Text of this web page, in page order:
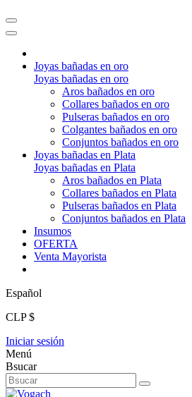
Joyas bañadas en oro
Joyas bañadas en oro
Aros bañados en oro
Collares bañados en oro
Pulseras bañados en oro
Colgantes bañados en oro
Conjuntos bañados en oro
Joyas bañadas en Plata
Joyas bañadas en Plata
Aros bañados en Plata
Collares bañados en Plata
Pulseras bañados en Plata
Conjuntos bañados en Plata
Insumos
OFERTA
Venta Mayorista
Español
CLP $
Iniciar sesión
Menú
Bsucar